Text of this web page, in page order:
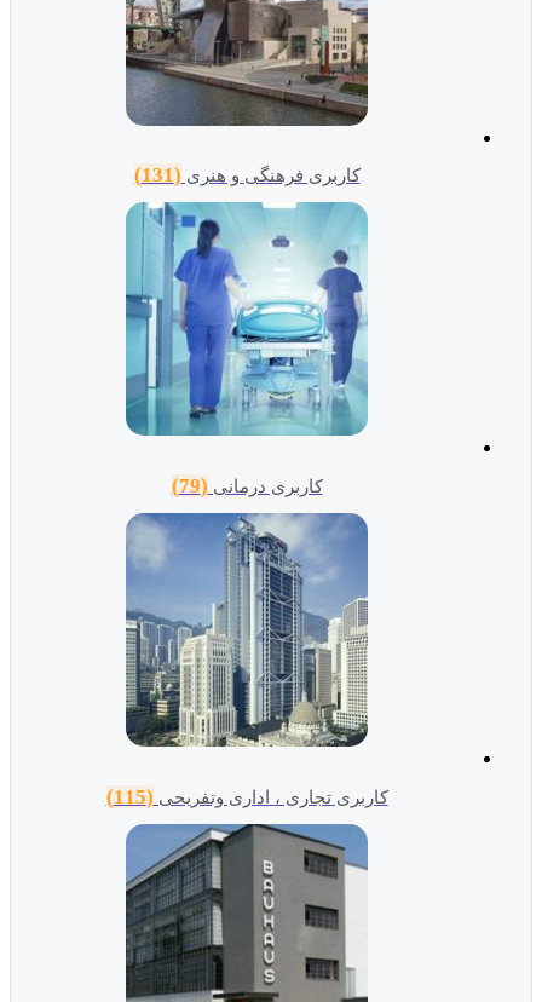
کاربری فرهنگی و هنری(131)
کاربری درمانی(79)
کاربری تجاری ، اداری وتفریحی(115)